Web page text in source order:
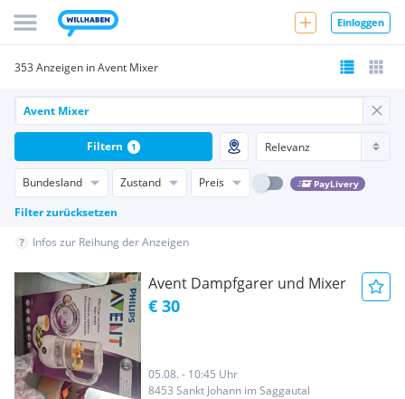
Einloggen
353 Anzeigen in Avent Mixer
Bundesland Zustand Preis PayLivery
Filter zurücksetzen
Filtern 1
Infos zur Reihung der Anzeigen
Avent Dampfgarer und Mixer
€ 30
05.08. - 10:45 Uhr
8453 Sankt Johann im Saggautal